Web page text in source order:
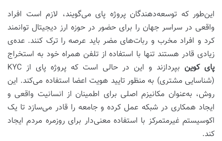
این‌طور که توسعه‌دهندگان پروژه پای می‌گویند، لازم است افراد
واقعی در سراسر جهان را برای حضور در حوزه ارز دیجیتال توانمند
کرد و افراد مخرب و ربات‌های مضر باید عرصه را ترک کنند. عده‌ی
زیادی قادر هستند تنها با استفاده از تلفن همراه خود به استخراج
پای کوین
بپردازند و این در حالی است که پروژه پای از KYC
(شناسایی مشتری) به منظور تایید هویت اعضا استفاده می‌کند. این
روش، به‌عنوان مکانیزم اصلی برای اطمینان از انسانیت واقعی و
ایجاد همکاری در شبکه عمل کرده و جامعه را قادر می‌سازد تا یک
اکوسیستم غیرمتمرکز با استفاده معنی‌دار برای روزمره مردم ایجاد
کند.